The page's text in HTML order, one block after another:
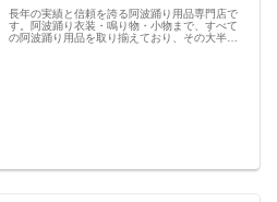
長年の実績と信頼を誇る阿波踊り用品専門店で
す。阿波踊り衣装・鳴り物・小物まで、すべて
の阿波踊り用品を取り揃えており、その大半を